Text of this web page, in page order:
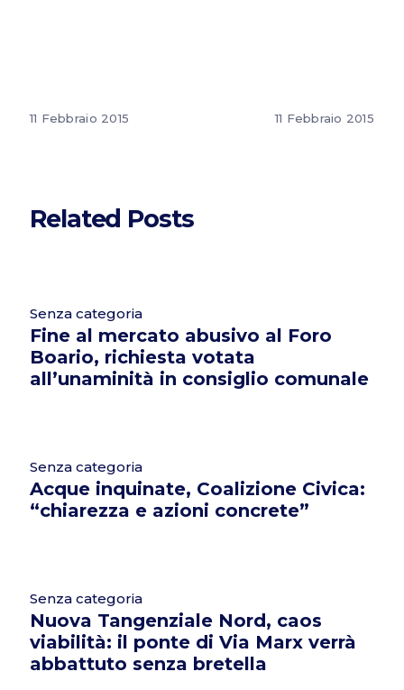
11 Febbraio 2015 11 Febbraio 2015
Related Posts
Senza categoria
Fine al mercato abusivo al Foro
Boario, richiesta votata
all’unaminità in consiglio comunale
Senza categoria
Acque inquinate, Coalizione Civica:
“chiarezza e azioni concrete”
Senza categoria
Nuova Tangenziale Nord, caos
viabilità: il ponte di Via Marx verrà
abbattuto senza bretella